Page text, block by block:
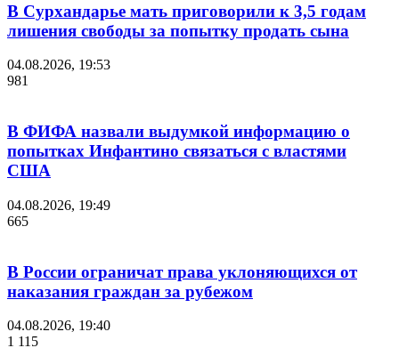
В Сурхандарье мать приговорили к 3,5 годам
лишения свободы за попытку продать сына
04.08.2026, 19:53
981
В ФИФА назвали выдумкой информацию о
попытках Инфантино связаться с властями
США
04.08.2026, 19:49
665
В России ограничат права уклоняющихся от
наказания граждан за рубежом
04.08.2026, 19:40
1 115